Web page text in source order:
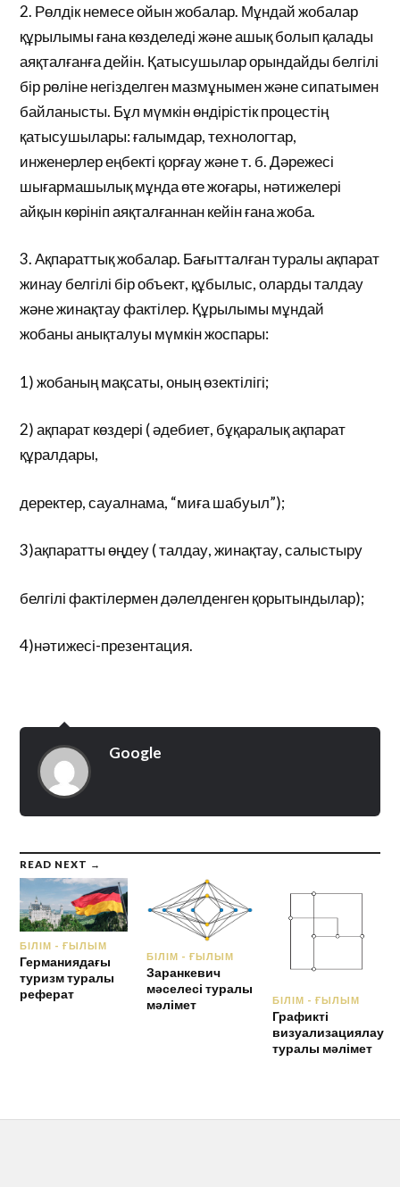
2. Рөлдік немесе ойын жобалар. Мұндай жобалар
құрылымы ғана көзделеді және ашық болып қалады
аяқталғанға дейін. Қатысушылар орындайды белгілі
бір рөліне негізделген мазмұнымен және сипатымен
байланысты. Бұл мүмкін өндірістік процестің
қатысушылары: ғалымдар, технологтар,
инженерлер еңбекті қорғау және т. б. Дәрежесі
шығармашылық мұнда өте жоғары, нәтижелері
айқын көрініп аяқталғаннан кейін ғана жоба.
3. Ақпараттық жобалар. Бағытталған туралы ақпарат
жинау белгілі бір объект, құбылыс, оларды талдау
және жинақтау фактілер. Құрылымы мұндай
жобаны анықталуы мүмкін жоспары:
1) жобаның мақсаты, оның өзектілігі;
2) ақпарат көздері ( әдебиет, бұқаралық ақпарат
құралдары,
деректер, сауалнама, “миға шабуыл”);
3)ақпаратты өңдеу ( талдау, жинақтау, салыстыру
белгілі фактілермен дәлелденген қорытындылар);
4)нәтижесі-презентация.
Google
READ NEXT →
БІЛІМ - ҒЫЛЫМ
Германиядағы
туризм туралы
реферат
БІЛІМ - ҒЫЛЫМ
Заранкевич
мәселесі туралы
мәлімет
БІЛІМ - ҒЫЛЫМ
Графикті
визуализациялау
туралы мәлімет